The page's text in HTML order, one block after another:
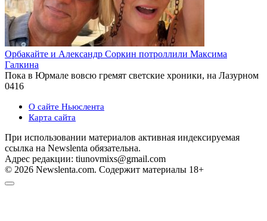
Орбакайте и Александр Соркин потроллили Максима
Галкина
Пока в Юрмале вовсю гремят светские хроники, на Лазурном
0416
О сайте Ньюслента
Карта сайта
При использовании материалов активная индексируемая
ссылка на Newslenta обязательна.
Адрес редакции: tiunovmixs@gmail.com
© 2026 Newslenta.com. Содержит материалы 18+